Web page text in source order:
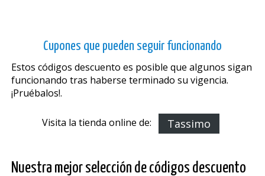
Cupones que pueden seguir funcionando
Estos códigos descuento es posible que algunos sigan
funcionando tras haberse terminado su vigencia.
¡Pruébalos!.
Visita la tienda online de: Tassimo
Nuestra mejor selección de códigos descuento